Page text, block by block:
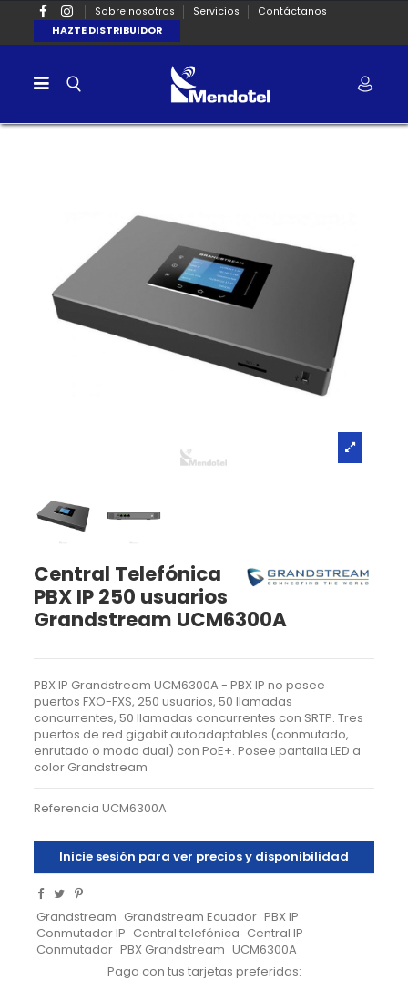
Sobre nosotros Servicios
Contáctanos
HAZTE DISTRIBUIDOR
Central Telefónica
PBX IP 250 usuarios
Grandstream UCM6300A
PBX IP Grandstream UCM6300A - PBX IP no posee
puertos FXO-FXS, 250 usuarios, 50 llamadas
concurrentes, 50 llamadas concurrentes con SRTP. Tres
puertos de red gigabit autoadaptables (conmutado,
enrutado o modo dual) con PoE+. Posee pantalla LED a
color Grandstream
Referencia UCM6300A
Inicie sesión para ver precios y disponibilidad
Grandstream Grandstream Ecuador PBX IP
Conmutador IP Central telefónica Central IP
Conmutador PBX Grandstream UCM6300A
Paga con tus tarjetas preferidas: